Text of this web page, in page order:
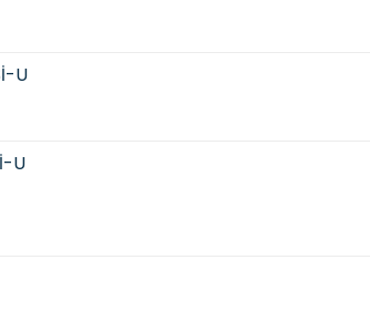
U
U